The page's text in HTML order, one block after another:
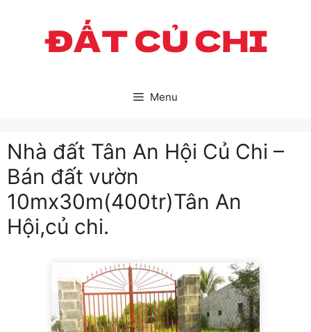
Menu
Nhà đất Tân An Hội Củ Chi –
Bán đất vườn
10mx30m(400tr)Tân An
Hội,củ chi.